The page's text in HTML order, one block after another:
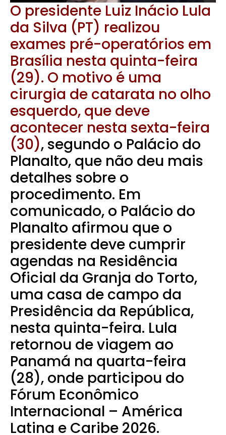
O presidente Luiz Inácio Lula
da Silva (PT) realizou
exames pré-operatórios em
Brasília nesta quinta-feira
(29). O motivo é uma
cirurgia de catarata no olho
esquerdo, que deve
acontecer nesta sexta-feira
(30), segundo o Palácio do
Planalto, que não deu mais
detalhes sobre o
procedimento. Em
comunicado, o Palácio do
Planalto afirmou que o
presidente deve cumprir
agendas na Residência
Oficial da Granja do Torto,
uma casa de campo da
Presidência da República,
nesta quinta-feira. Lula
retornou de viagem ao
Panamá na quarta-feira
(28), onde participou do
Fórum Econômico
Internacional – América
Latina e Caribe 2026.